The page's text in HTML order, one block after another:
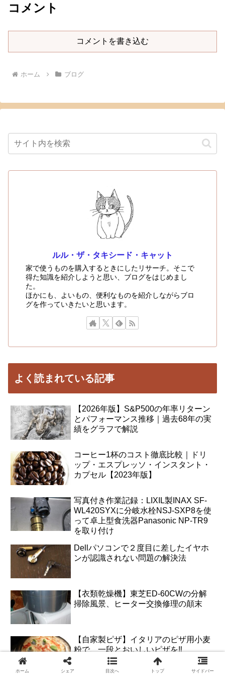
コメント
コメントを書き込む
ホーム ブログ
ルル・ザ・タキシード・キャット
家で使うものを購入するときにしたリサーチ。そこで
得た知識を紹介しようと思い、ブログをはじめまし
た。
ほかにも、よいもの、便利なものを紹介しながらブロ
グを作っていきたいと思います。
よく読まれている記事
【2026年版】S&P500の年率リターン
とパフォーマンス推移｜過去68年の実
績をグラフで解説
コーヒー1杯のコスト徹底比較｜ドリ
ップ・エスプレッソ・インスタント・
カプセル【2023年版】
写真付き作業記録：LIXIL製INAX SF-
WL420SYXに分岐水栓NSJ-SXP8を使
って卓上型食洗器Panasonic NP-TR9
を取り付け
Dellパソコンで２度目に差したイヤホ
ンが認識されない問題の解決法
【衣類乾燥機】東芝ED-60CWの分解
掃除風景、ヒーター交換修理の顛末
【自家製ピザ】イタリアのピザ用小麦
粉で、一段とおいしいピザを‼
ホーム シェア 目次へ トップ サイドバー